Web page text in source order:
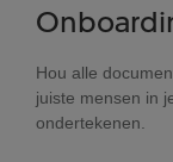
Hou alle
juiste mensen in
ondertekenen.